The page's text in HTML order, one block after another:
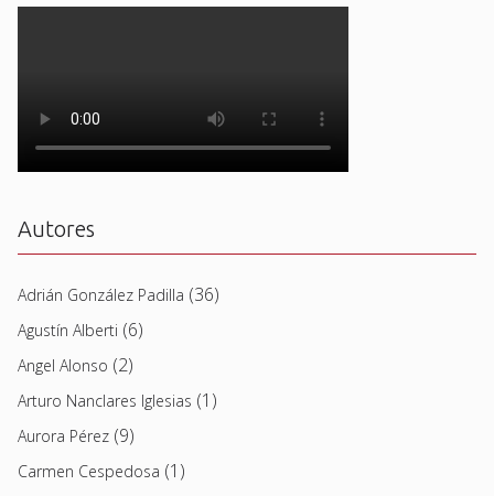
Autores
Adrián González Padilla (36)
Agustín Alberti (6)
Angel Alonso (2)
Arturo Nanclares Iglesias (1)
Aurora Pérez (9)
Carmen Cespedosa (1)